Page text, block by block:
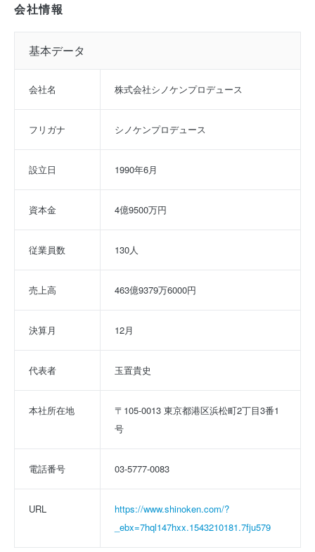
会社情報
基本データ
会社名 株式会社シノケンプロデュース
フリガナ シノケンプロデュース
設立日 1990年6月
資本金 4億9500万円
従業員数 130人
売上高 463億9379万6000円
決算月 12月
代表者 玉置貴史
本社所在地
〒105-0013 東京都港区浜松町2丁目3番1
号
電話番号 03-5777-0083
URL
https://www.shinoken.com/?
_ebx=7hql147hxx.1543210181.7fju579